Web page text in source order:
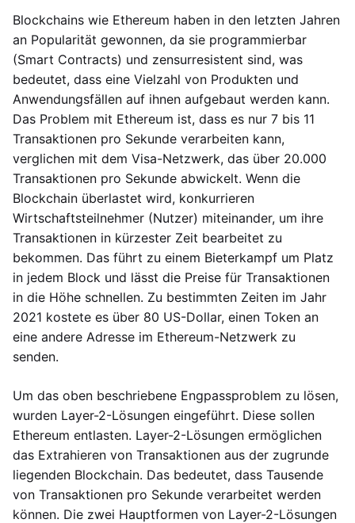
Blockchains wie Ethereum haben in den letzten Jahren
an Popularität gewonnen, da sie programmierbar
(Smart Contracts) und zensurresistent sind, was
bedeutet, dass eine Vielzahl von Produkten und
Anwendungsfällen auf ihnen aufgebaut werden kann.
Das Problem mit Ethereum ist, dass es nur 7 bis 11
Transaktionen pro Sekunde verarbeiten kann,
verglichen mit dem Visa-Netzwerk, das über 20.000
Transaktionen pro Sekunde abwickelt. Wenn die
Blockchain überlastet wird, konkurrieren
Wirtschaftsteilnehmer (Nutzer) miteinander, um ihre
Transaktionen in kürzester Zeit bearbeitet zu
bekommen. Das führt zu einem Bieterkampf um Platz
in jedem Block und lässt die Preise für Transaktionen
in die Höhe schnellen. Zu bestimmten Zeiten im Jahr
2021 kostete es über 80 US-Dollar, einen Token an
eine andere Adresse im Ethereum-Netzwerk zu
senden.
Um das oben beschriebene Engpassproblem zu lösen,
wurden Layer-2-Lösungen eingeführt. Diese sollen
Ethereum entlasten. Layer-2-Lösungen ermöglichen
das Extrahieren von Transaktionen aus der zugrunde
liegenden Blockchain. Das bedeutet, dass Tausende
von Transaktionen pro Sekunde verarbeitet werden
können. Die zwei Hauptformen von Layer-2-Lösungen